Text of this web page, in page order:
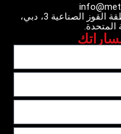
مستودع رقم 5، مجمع الملا، منطقة القوز الصناعية 3، دبي،
المتحدة.